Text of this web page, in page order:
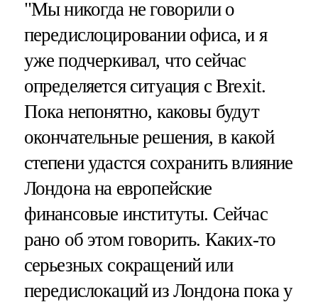
"Мы никогда не говорили о
передислоцировании офиса, и я
уже подчеркивал, что сейчас
определяется ситуация с Brexit.
Пока непонятно, каковы будут
окончательные решения, в какой
степени удастся сохранить влияние
Лондона на европейские
финансовые институты. Сейчас
рано об этом говорить. Каких-то
серьезных сокращений или
передислокаций из Лондона пока у